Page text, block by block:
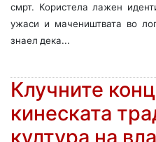
смрт. Користела лажен
ужаси и мачеништвата во
знаел дека...
Клучните
кинеската
култура на